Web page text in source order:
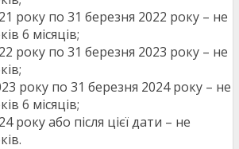
року по 31 березня 2022 року – не
6 місяців;
року по 31 березня 2023 року – не
року по 31 березня 2024року – не
6 місяців;
року або після цієї дати – не